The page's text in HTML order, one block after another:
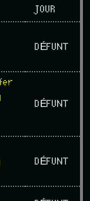
JOUR
DÉFUNT
DÉFUNT
DÉFUNT